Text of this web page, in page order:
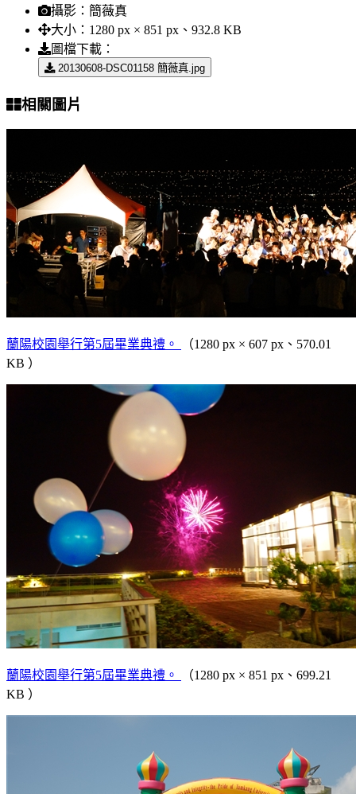
攝影： 簡薇真
大小： 1280 px × 851 px、932.8 KB
圖檔下載：
20130608-DSC01158 簡薇真.jpg
相關圖片
蘭陽校園舉行第5屆畢業典禮。
（1280 px × 607 px、570.01
KB ）
蘭陽校園舉行第5屆畢業典禮。
（1280 px × 851 px、699.21
KB ）